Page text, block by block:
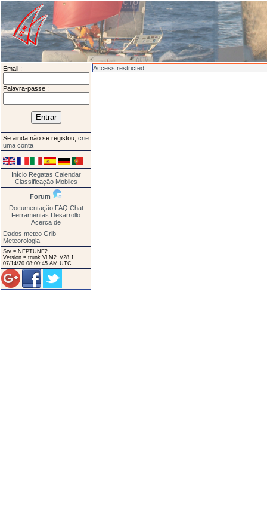
Email :
Palavra-passe :
Se ainda não se registou, crie
uma conta
Início Regatas Calendar
Classificação Mobiles
Forum
Documentação FAQ Chat
Ferramentas Desarrollo
Acerca de
Dados meteo Grib
Meteorologia
Srv = NEPTUNE2.
Version = trunk VLM2_V28.1_
07/14/20 08:00:45 AM UTC
Access restricted